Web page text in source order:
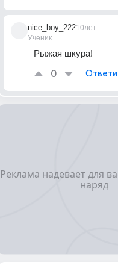
nice_boy_222
Ученик
10лет
Рыжая шкура!
0